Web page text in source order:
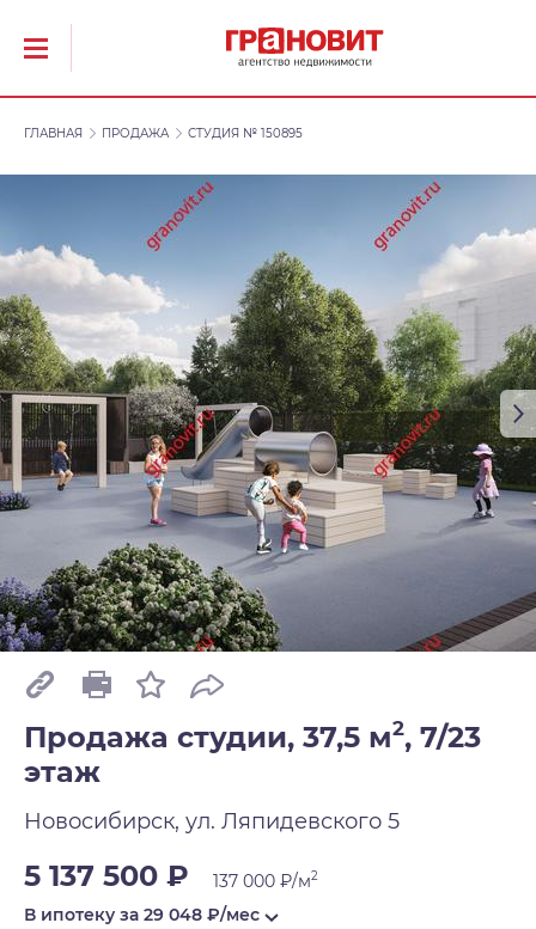
ГЛАВНАЯ ПРОДАЖА СТУДИЯ № 150895
Продажа студии, 37,5 м2, 7/23
этаж
Новосибирск, ул. Ляпидевского 5
5 137 500 ₽ 137 000 ₽/м2
В ипотеку за 29 048 ₽/мес